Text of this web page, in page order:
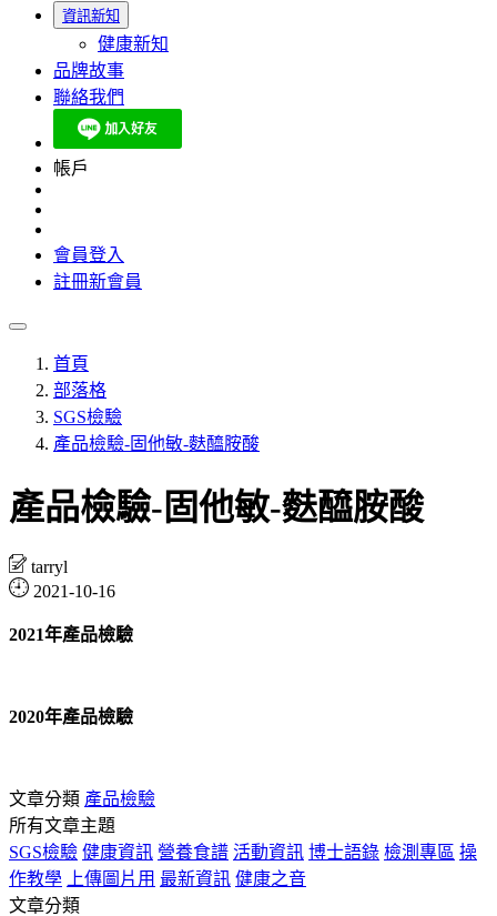
資訊新知
健康新知
品牌故事
聯絡我們
帳戶
會員登入
註冊新會員
首頁
部落格
SGS檢驗
產品檢驗-固他敏-麩醯胺酸
產品檢驗-固他敏-麩醯胺酸
tarryl
2021-10-16
2021年產品檢驗
2020年產品檢驗
文章分類 產品檢驗
所有文章主題
SGS檢驗 健康資訊 營養食譜 活動資訊 博士語錄 檢測專區 操
作教學
上傳圖片用 最新資訊 健康之音
文章分類